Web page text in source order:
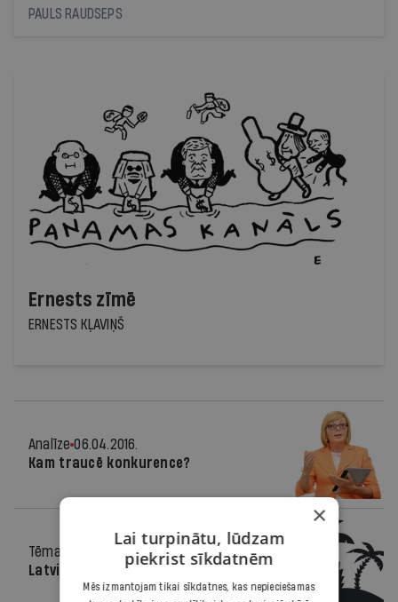
PAULS RAUDSEPS
Ernests zīmē
ERNESTS KĻAVIŅŠ
Analīze 06.04.2016.
Kam traucē konkurence?
Tēma
Latvieši ārzonās
×
Lai turpinātu, lūdzam
piekrist sīkdatnēm
Mēs izmantojam tikai sīkdatnes, kas nepieciešamas